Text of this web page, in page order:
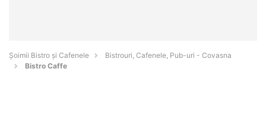
Șoimii Bistro și Cafenele
Bistrouri, Cafenele, Pub-uri - Covasna
Bistro Caffe